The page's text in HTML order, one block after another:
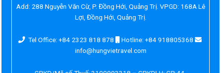
Add: 288 Nguyễn Văn Cừ, P. Đồng Hới, Quảng Trị. VPGD: 168A Lê
Lợi, Đồng Hới, Quảng Trị.
Tel Office: +84 2323 818 878
Hotline: +84 918805368
info@hungvietravel.com